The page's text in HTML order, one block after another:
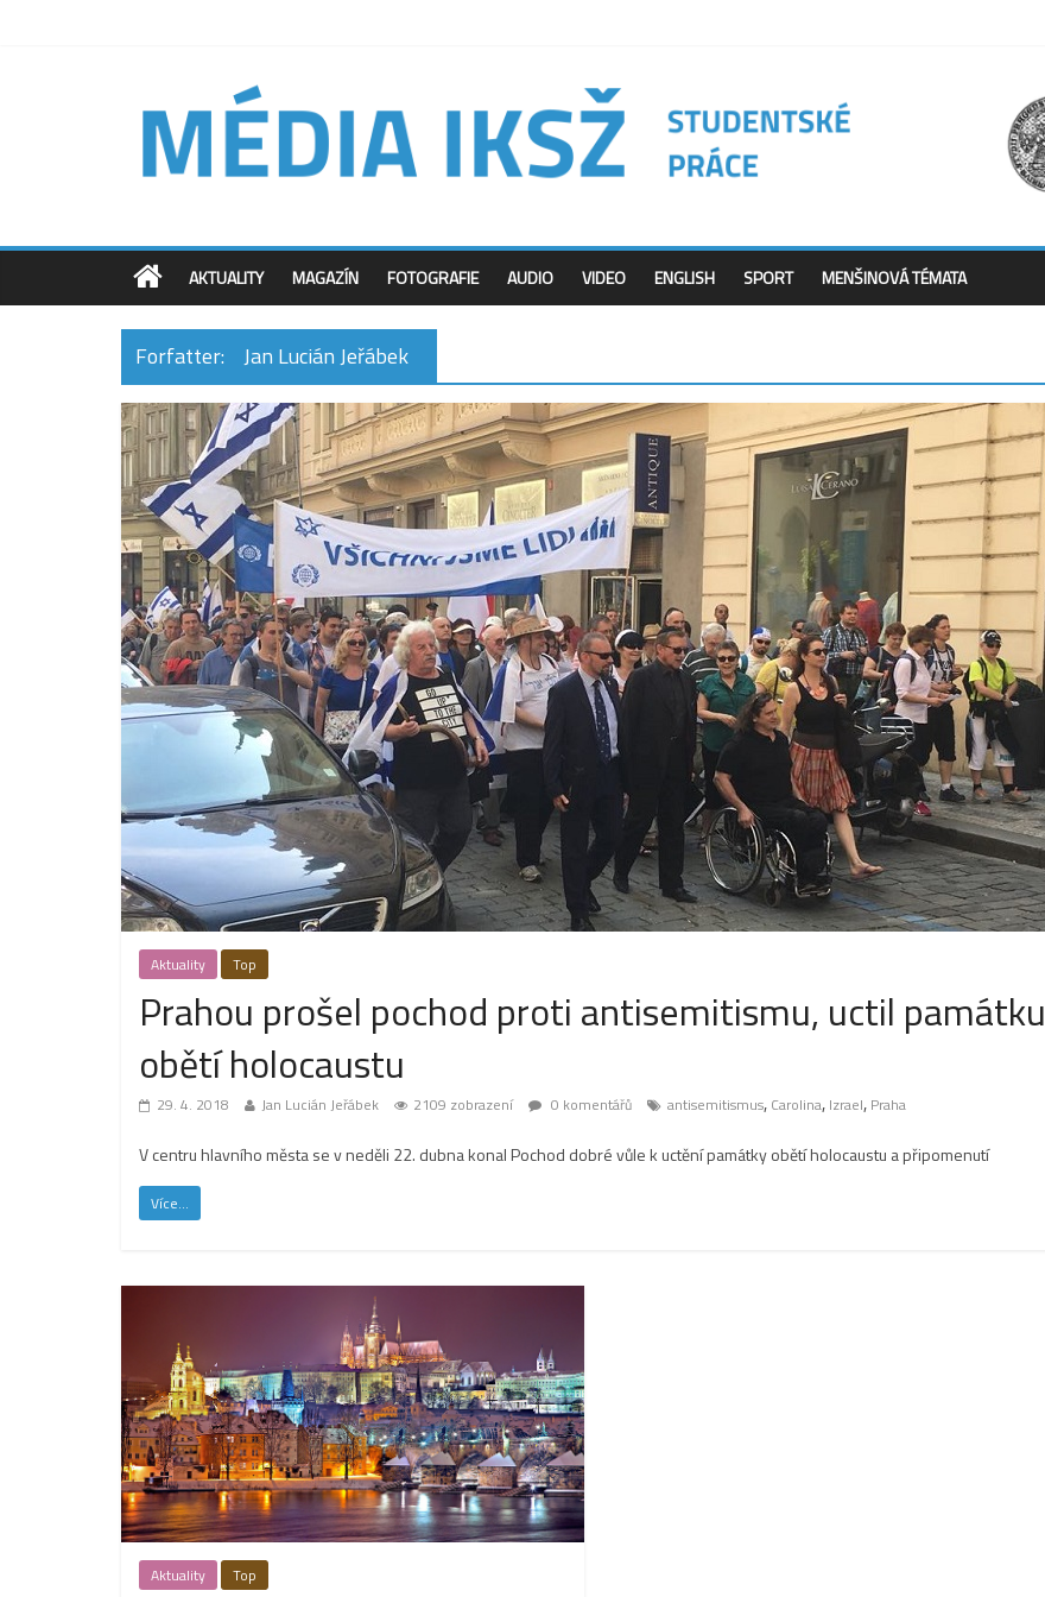
AKTUALITY MAGAZÍN FOTOGRAFIE AUDIO VIDEO ENGLISH SPORT MENŠINOVÁ TÉMATA
Forfatter: Jan Lucián Jeřábek
Aktuality Top
Prahou prošel pochod proti antisemitismu, uctil památku
obětí holocaustu
29. 4. 2018 Jan Lucián Jeřábek 2109 zobrazení 0 komentářů antisemitismus, Carolina, Izrael, Praha
V centru hlavního města se v neděli 22. dubna konal Pochod dobré vůle k uctění památky obětí holocaustu a připomenutí
Více...
Aktuality Top